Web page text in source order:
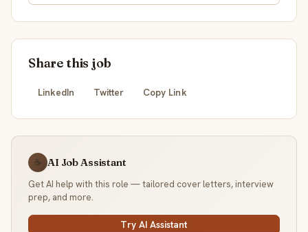
Share this job
LinkedIn Twitter Copy Link
☕ AI Job Assistant
Get AI help with this role — tailored cover letters, interview
prep, and more.
Try AI Assistant